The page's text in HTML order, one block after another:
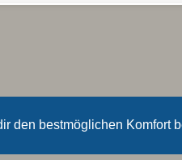
den bestmöglichen Komfort